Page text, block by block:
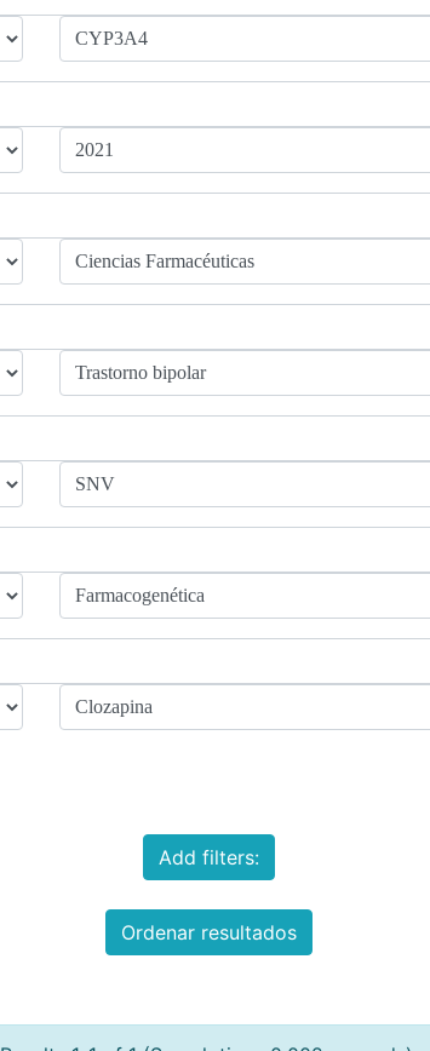
Add filters:
Ordenar resultados